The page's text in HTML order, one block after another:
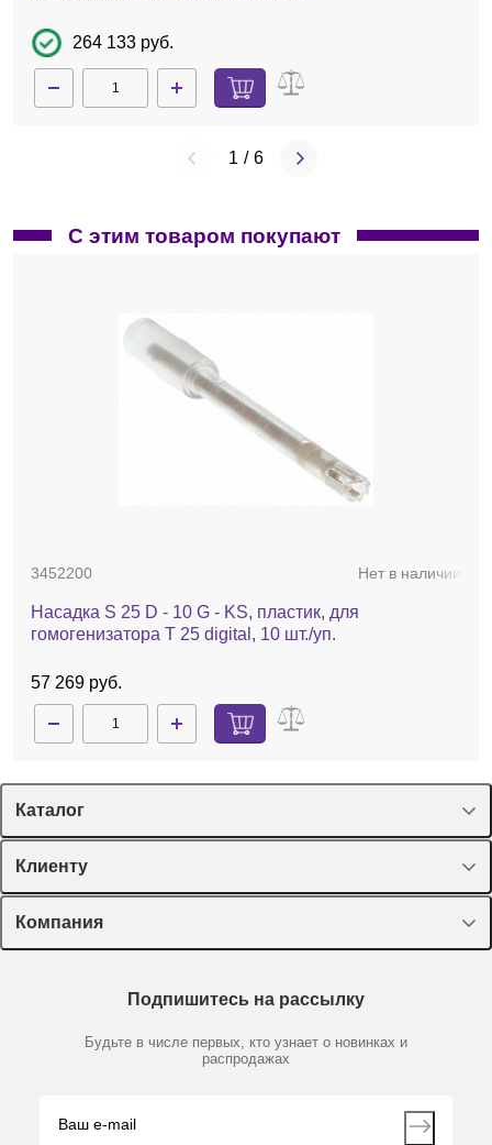
264 133 руб.
1 / 6
С этим товаром покупают
3452200 Нет в наличии
Насадка S 25 D - 10 G - KS, пластик, для
гомогенизатора T 25 digital, 10 шт./уп.
57 269 руб.
Каталог
Спецпредложения
Оборудование, приборы
Пластик, стекло, принадлежности
Химические реактивы, препараты, наборы
Производители
Клиенту
Лекторий Диаэм
Доставка и оплата
Мобильное приложение
Компания
Партнеры
Контакты
Подпишитесь на рассылку
Будьте в числе первых, кто узнает о новинках и
распродажах